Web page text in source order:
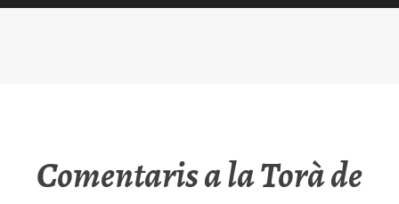
Comentaris a la Torà de